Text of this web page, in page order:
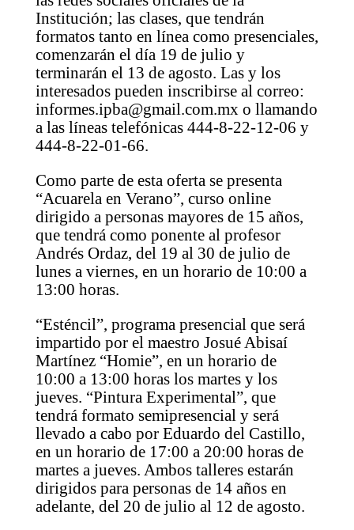
Institución; las clases, que tendrán
formatos tanto en línea como presenciales,
comenzarán el día 19 de julio y
terminarán el 13 de agosto. Las y los
interesados pueden inscribirse al correo:
informes.ipba@gmail.com.mx o llamando
a las líneas telefónicas 444-8-22-12-06 y
444-8-22-01-66.
Como parte de esta oferta se presenta
“Acuarela en Verano”, curso online
dirigido a personas mayores de 15 años,
que tendrá como ponente al profesor
Andrés Ordaz, del 19 al 30 de julio de
lunes a viernes, en un horario de 10:00 a
13:00 horas.
“Esténcil”, programa presencial que será
impartido por el maestro Josué Abisaí
Martínez “Homie”, en un horario de
10:00 a 13:00 horas los martes y los
jueves. “Pintura Experimental”, que
tendrá formato semipresencial y será
llevado a cabo por Eduardo del Castillo,
en un horario de 17:00 a 20:00 horas de
martes a jueves. Ambos talleres estarán
dirigidos para personas de 14 años en
adelante, del 20 de julio al 12 de agosto.